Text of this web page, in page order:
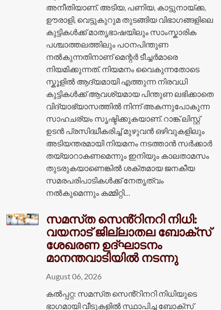
അനീതിയാണ്. അടിയ, പണിയ, കാട്ടുനായ്ക്ക,
ഊരാളി, വെട്ടുകുറുമ തുടങ്ങിയ വിഭാഗങ്ങളിലെ
കുട്ടികൾക്ക് മാതൃഭാഷയിലും സാംസ്കാരിക
പശ്ചാത്തലത്തിലും പഠനപിന്തുണ
നൽകുന്നതിനാണ് മെന്റർ ടീച്ചർമാരെ
നിയമിക്കുന്നത്. നിയമനം വൈകുന്നതോടെ
സ്കൂളിൽ ആദ്യമായി എത്തുന്ന നിരവധി
കുട്ടികൾക്ക് ആവശ്യമായ പിന്തുണ ലഭിക്കാതെ
വിദ്യാഭ്യാസത്തിൽ നിന്ന് അകന്നുപോകുന്ന
സാഹചര്യം സൃഷ്ടിക്കുകയാണ്. റാങ്ക് ലിസ്റ്റ്
ഉടൻ പ്രസിദ്ധീകരിച്ച് മുഴുവൻ ഒഴിവുകളിലും
അടിയന്തരമായി നിയമനം നടത്താൻ സർക്കാർ
തയ്യാറാകണമെന്നും ഇനിയും കാലതാമസം
തുടരുകയാണെങ്കിൽ ശക്തമായ ജനകീയ
സമരപരിപാടികൾക്ക് നേതൃത്വം
നൽകുമെന്നും കമ്മിറ്റി…
സമസ്‌ത സെൻ്റിനറി നിധി:
വയനാട് ജില്ലാതല ബോക്സ്
ശേഖരണ ഉദ്ഘാടനം
മാനന്തവാടിയിൽ നടന്നു
August 06, 2026
കൽപ്പറ്റ: സമസ്‌ത സെൻ്റിനറി നിധിയുടെ
ഭാഗമായി വീടുകളിൽ സ്ഥാപിച്ച ബോക്സ്